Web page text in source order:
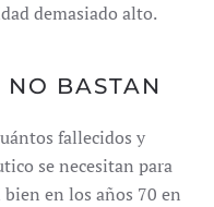
demasiado alto.
NO BASTAN
fallecidos y
se necesitan para
en los años 70 en